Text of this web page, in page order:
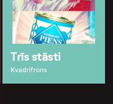
Trīs stāsti
Kvadrifrons